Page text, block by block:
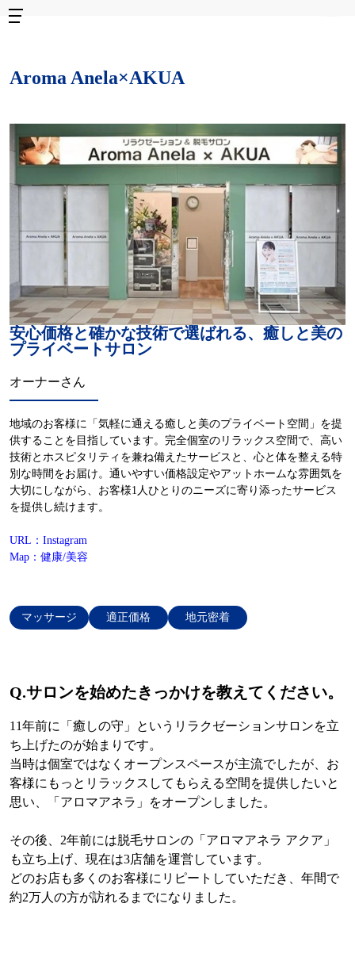
Aroma Anela×AKUA
安心価格と確かな技術で選ばれる、癒しと美の
プライベートサロン
オーナーさん
地域のお客様に「気軽に通える癒しと美のプライベート空間」を提
供することを目指しています。完全個室のリラックス空間で、高い
技術とホスピタリティを兼ね備えたサービスと、心と体を整える特
別な時間をお届け。通いやすい価格設定やアットホームな雰囲気を
大切にしながら、お客様1人ひとりのニーズに寄り添ったサービス
を提供し続けます。
URL：Instagram
Map：健康/美容
マッサージ 適正価格 地元密着
Q.サロンを始めたきっかけを教えてください。
11年前に「癒しの守」というリラクゼーションサロンを立
ち上げたのが始まりです。
当時は個室ではなくオープンスペースが主流でしたが、お
客様にもっとリラックスしてもらえる空間を提供したいと
思い、「アロマアネラ」をオープンしました。
その後、2年前には脱毛サロンの「アロマアネラ アクア」
も立ち上げ、現在は3店舗を運営しています。
どのお店も多くのお客様にリピートしていただき、年間で
約2万人の方が訪れるまでになりました。